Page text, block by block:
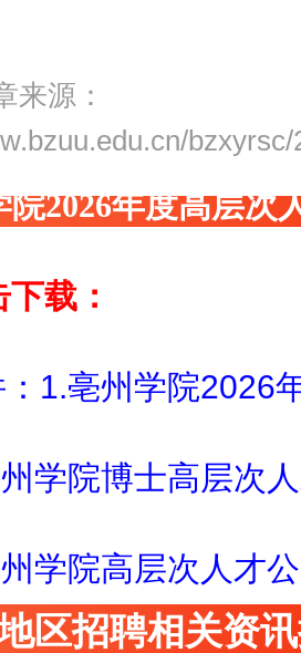
来源：
院2026年度高层次
载：
亳州学院2026年
院博士高层次人
院高层次人才公
区招聘相关资